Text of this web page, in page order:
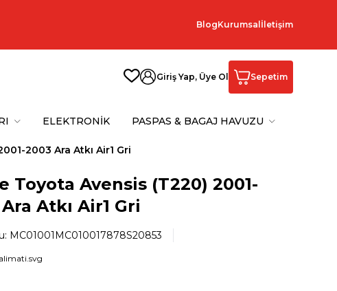
BlogKurumsal İletişim
Giriş Yap, Üye Ol Sepetim
ELEKTRONİK PASPAS & BAGAJ HAVUZU
2003 Ara Atkı Air1 Gri
Toyota Avensis (T220) 2001-
Atkı Air1 Gri
MC01001MC010017878S20853